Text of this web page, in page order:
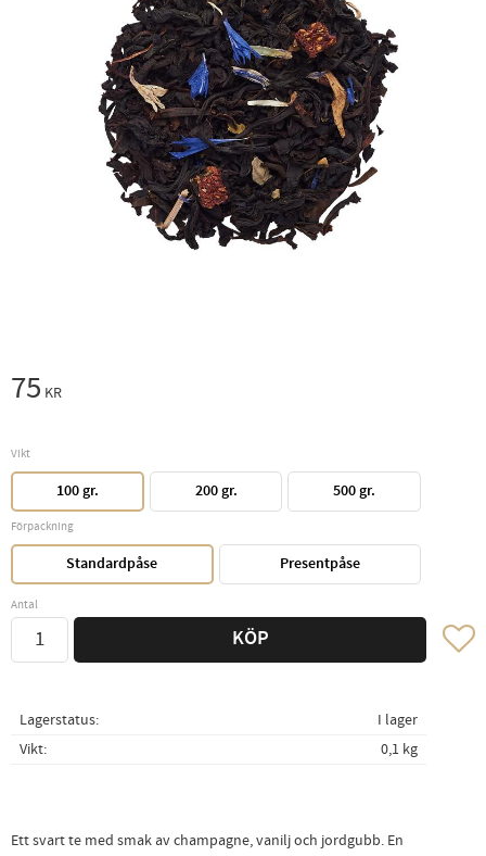
75 KR
Vikt
100 gr. 200 gr. 500 gr.
Förpackning
Standardpåse Presentpåse
Antal
KÖP Lägg
Lagerstatus
I lager
Vikt
0,1 kg
Ett svart te med smak av champagne, vanilj och jordgubb. En